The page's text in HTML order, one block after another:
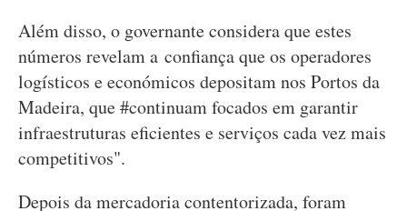
Além disso, o governante considera que estes
números revelam a confiança que os operadores
logísticos e económicos depositam nos Portos da
Madeira, que #continuam focados em garantir
infraestruturas eficientes e serviços cada vez mais
competitivos".
Depois da mercadoria contentorizada, foram